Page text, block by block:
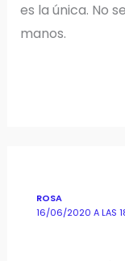
es la única. No
manos.
ROSA
16/06/2020 A LAS